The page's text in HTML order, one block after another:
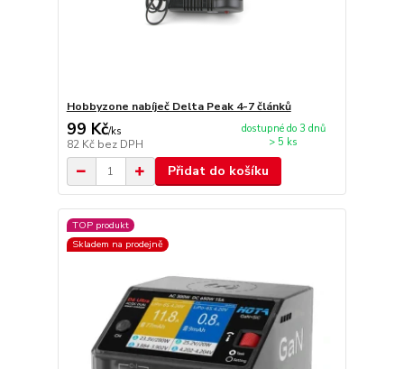
Hobbyzone nabíječ Delta Peak 4-7 článků
99 Kč/ks
82 Kč bez DPH
dostupné do 3 dnů
> 5 ks
Přidat do košíku
TOP produkt
Skladem na prodejně